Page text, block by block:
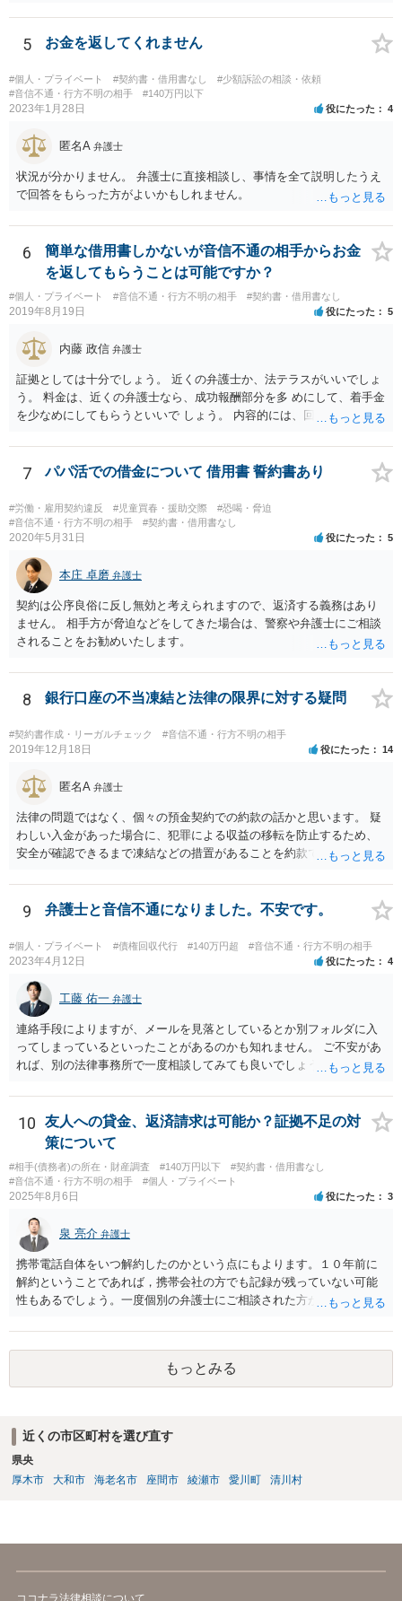
5 お金を返してくれません
#個人・プライベート #契約書・借用書なし
#少額訴訟の相談・依頼
#音信不通・行方不明の相手
#140万円以下
2023年1月28日 役にたった 4
匿名A 弁護士
状況が分かりません。 弁護士に直接相談し、事情を全て説明したうえ
で回答をもらった方がよいかもしれません。
6
簡単な借用書しかないが音信不通の相手からお金
を返してもらうことは可能ですか？
#個人・プライベート #音信不通・行方不明の相手 #契約書・借用書なし
2019年8月19日 役にたった 5
内藤 政信 弁護士
証拠としては十分でしょう。 近くの弁護士か、法テラスがいいでしょ
う。 料金は、近くの弁護士なら、成功報酬部分を多 めにして、着手金
を少なめにしてもらうといいで しょう。 内容的には、回収見込みがあ
7 パパ活での借金について 借用書 誓約書あり
#労働・雇用契約違反 #児童買春・援助交際
#恐喝・脅迫
#音信不通・行方不明の相手
#契約書・借用書なし
2020年5月31日 役にたった 5
本庄 卓磨 弁護士
契約は公序良俗に反し無効と考えられますので、返済する義務はあり
ません。 相手方が脅迫などをしてきた場合は、警察や弁護士にご相談
されることをお勧めいたします。
8 銀行口座の不当凍結と法律の限界に対する疑問
#契約書作成・リーガルチェック #音信不通・行方不明の相手
2019年12月18日 役にたった 14
匿名A 弁護士
法律の問題ではなく、個々の預金契約での約款の話かと思います。 疑
わしい入金があった場合に、犯罪による収益の移転を防止するため、
安全が確認できるまで凍結などの措置があることを約款で定めている
口座を開設している以上、応じざるを得ません。 銀行に根拠を確認し
てみるとよいでしょう。
9 弁護士と音信不通になりました。不安です。
#個人・プライベート #債権回収代行 #140万円超 #音信不通・行方不明の相手
2023年4月12日 役にたった 4
工藤 佑一 弁護士
連絡手段によりますが、メールを見落としているとか別フォルダに入
ってしまっているといったことがあるのかも知れません。 ご不安があ
れば、別の法律事務所で一度相談してみても良いでしょう。
10
友人への貸金、返済請求は可能か？証拠不足の対
策について
#相手(債務者)の所在・財産調査 #140万円以下
#契約書・借用書なし
#音信不通・行方不明の相手
#個人・プライベート
2025年8月6日 役にたった 3
泉 亮介 弁護士
携帯電話自体をいつ解約したのかという点にもよります。１０年前に
解約ということであれば，携帯会社の方でも記録が残っていない可能
性もあるでしょう。一度個別の弁護士にご相談された方が良いかと思
もっとみる
近くの市区町村を選び直す
県央
厚木市
大和市 海老名市 座間市 綾瀬市 愛川町 清川村
ココナラ法律相談について